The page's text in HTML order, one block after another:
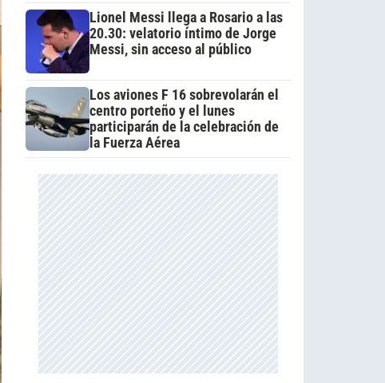
Lionel Messi llega a Rosario a las
20.30: velatorio íntimo de Jorge
Messi, sin acceso al público
Los aviones F 16 sobrevolarán el
centro porteño y el lunes
participarán de la celebración de
la Fuerza Aérea